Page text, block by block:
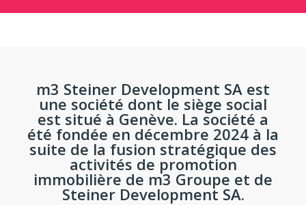
m3 Steiner Development SA est
une société dont le siège social
est situé à Genève. La société a
été fondée en décembre 2024 à la
suite de la fusion stratégique des
activités de promotion
immobilière de m3 Groupe et de
Steiner Development SA.